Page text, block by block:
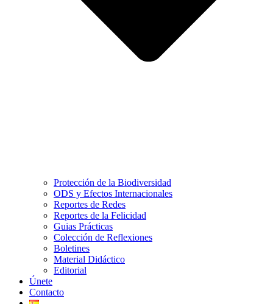
Protección de la Biodiversidad
ODS y Efectos Internacionales
Reportes de Redes
Reportes de la Felicidad
Guias Prácticas
Colección de Reflexiones
Boletines
Material Didáctico
Editorial
Únete
Contacto